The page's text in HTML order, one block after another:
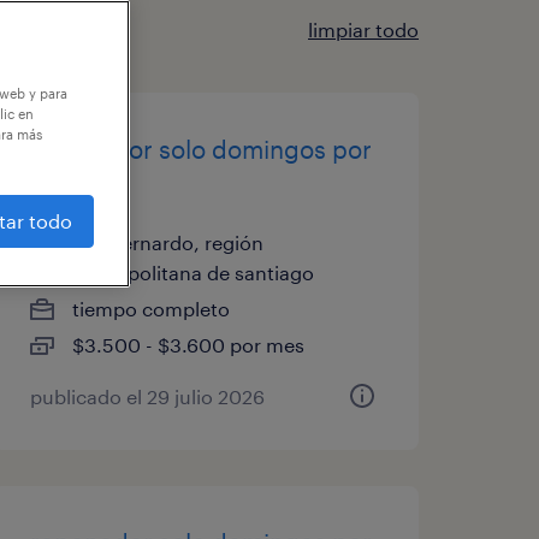
limpiar todo
reponedor solo domingos por
san bernardo, región
metropolitana de santiago
tiempo completo
$3.500 - $3.600 por mes
publicado el 29 julio 2026
y para
en
más
todo